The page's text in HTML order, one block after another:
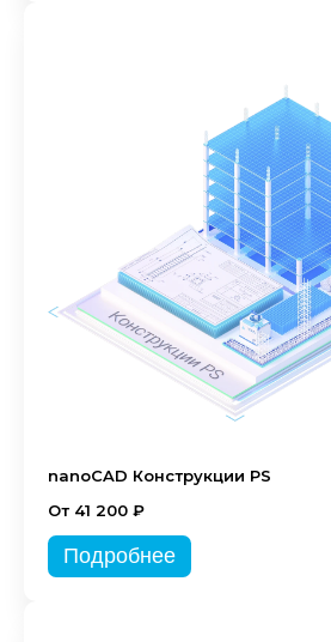
nanoCAD Конструкции PS
От 41 200 ₽
Подробнее